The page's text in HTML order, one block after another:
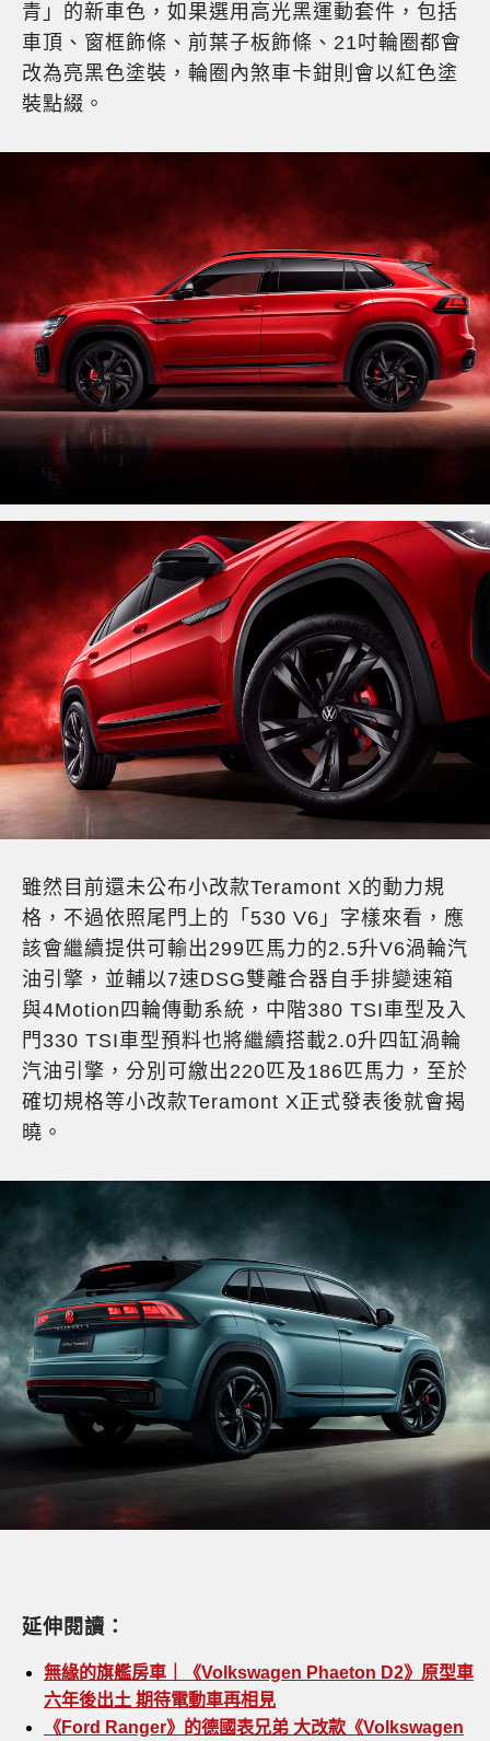
青」的新車色，如果選用高光黑運動套件，包括
車頂、窗框飾條、前葉子板飾條、21吋輪圈都會
改為亮黑色塗裝，輪圈內煞車卡鉗則會以紅色塗
裝點綴。
雖然目前還未公布小改款Teramont X的動力規
格，不過依照尾門上的「530 V6」字樣來看，應
該會繼續提供可輸出299匹馬力的2.5升V6渦輪汽
油引擎，並輔以7速DSG雙離合器自手排變速箱
與4Motion四輪傳動系統，中階380 TSI車型及入
門330 TSI車型預料也將繼續搭載2.0升四缸渦輪
汽油引擎，分別可繳出220匹及186匹馬力，至於
確切規格等小改款Teramont X正式發表後就會揭
曉。
延伸閱讀：
無緣的旗艦房車｜《Volkswagen Phaeton D2》原型車
六年後出土 期待電動車再相見
《Ford Ranger》的德國表兄弟 大改款《Volkswagen